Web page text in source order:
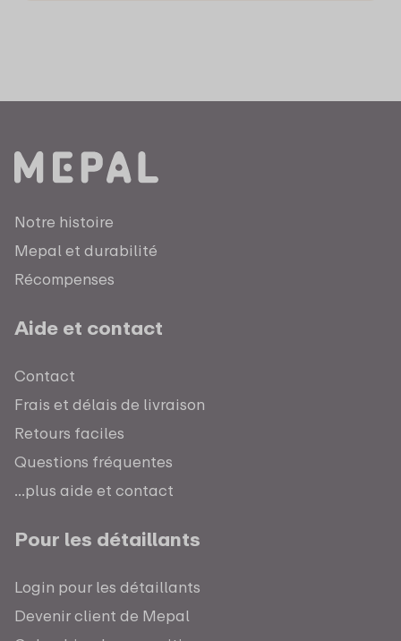
Notre histoire
Mepal et durabilité
Récompenses
Aide et contact
Contact
Frais et délais de livraison
Retours faciles
Questions fréquentes
...plus aide et contact
Pour les détaillants
Login pour les détaillants
Devenir client de Mepal